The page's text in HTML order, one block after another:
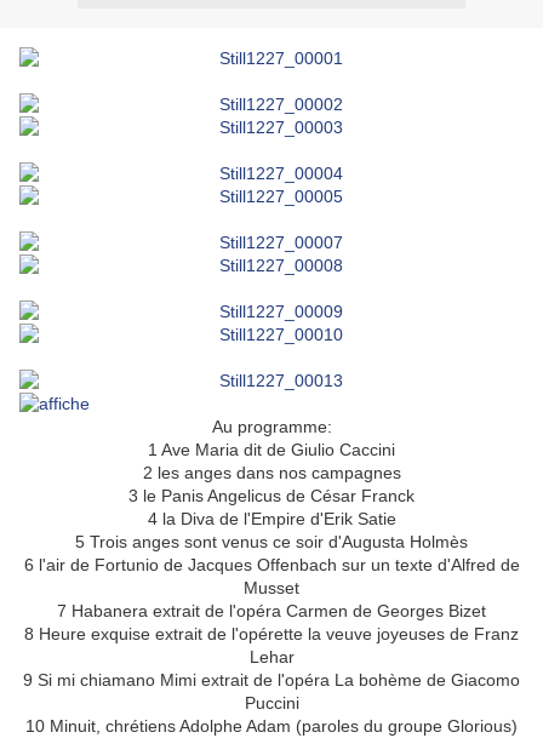
Au programme:
1 Ave Maria dit de Giulio Caccini
2 les anges dans nos campagnes
3 le Panis Angelicus de César Franck
4 la Diva de l'Empire d'Erik Satie
5 Trois anges sont venus ce soir d'Augusta Holmès
6 l'air de Fortunio de Jacques Offenbach sur un texte d'Alfred de
Musset
7 Habanera extrait de l'opéra Carmen de Georges Bizet
8 Heure exquise extrait de l'opérette la veuve joyeuses de Franz
Lehar
9 Si mi chiamano Mimi extrait de l'opéra La bohème de Giacomo
Puccini
10 Minuit, chrétiens Adolphe Adam (paroles du groupe Glorious)